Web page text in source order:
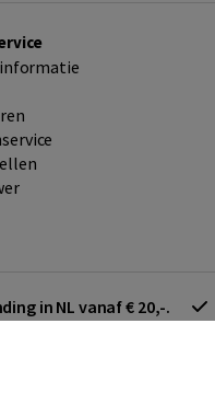
informatie
in NL vanaf € 20,-.